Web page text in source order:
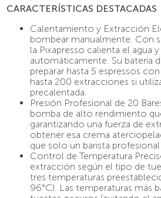
CARACTERÍSTICAS DESTACADAS
Calentamiento y Extracción
bombear manualmente. Con
la Pixapresso calienta el agua
automáticamente. Su batería
preparar hasta 5 espressos
hasta 200 extracciones si
precalentada.
Presión Profesional de 20
bomba de alto rendimiento
garantizando una fuerza de
obtener esa crema
que solo un barista
Control de Temperatura
extracción según el tipo de
tres temperaturas
96°C). Las temperaturas más